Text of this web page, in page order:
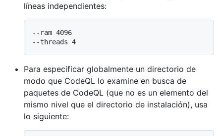
líneas independientes:
--ram 4096
Para especificar globalmente un directorio de
modo que CodeQL lo examine en busca de
paquetes de CodeQL (que no es un elemento del
mismo nivel que el directorio de instalación), usa
lo siguiente: